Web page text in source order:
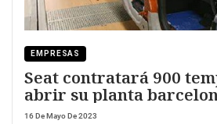
EMPRESAS
Seat contratará 900
abrir su planta
Martorell en agosto
16 De Mayo De 2023